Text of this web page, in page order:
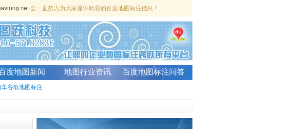
会一直努力为大家提供精彩的百度地图标注信息！
度地图新闻 地图行业资讯 百度地图标注问答
谷歌地图标注